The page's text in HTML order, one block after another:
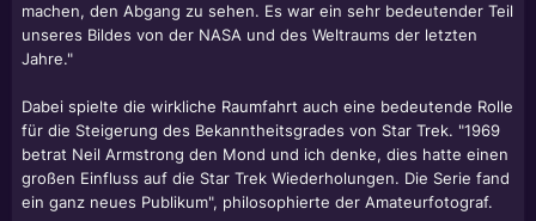
machen, den Abgang zu sehen. Es war ein sehr bedeutender Teil
unseres Bildes von der NASA und des Weltraums der letzten
Jahre."
Dabei spielte die wirkliche Raumfahrt auch eine bedeutende Rolle
für die Steigerung des Bekanntheitsgrades von Star Trek. "1969
betrat Neil Armstrong den Mond und ich denke, dies hatte einen
großen Einfluss auf die Star Trek Wiederholungen. Die Serie fand
ein ganz neues Publikum", philosophierte der Amateurfotograf.